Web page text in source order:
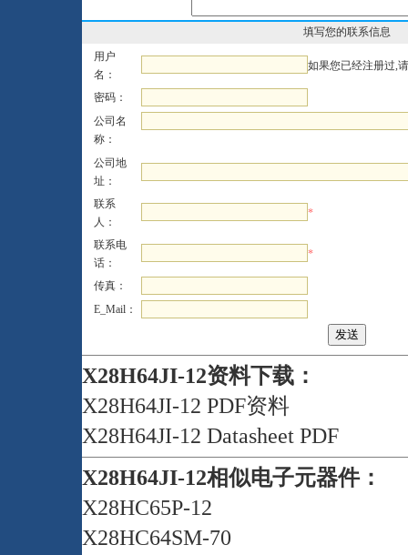
填写您的联系信息
用户
名：
如果您已经注册过,
密码：
公司名
称：
公司地
址：
联系
人：
*
联系电
话：
*
传真：
E_Mail：
X28H64JI-12资料下载：
X28H64JI-12 PDF资料
X28H64JI-12 Datasheet PDF
X28H64JI-12相似电子元器件：
X28HC65P-12
X28HC64SM-70